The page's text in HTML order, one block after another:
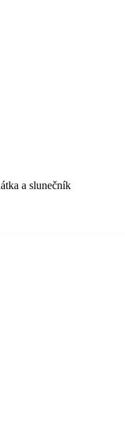
a slunečník